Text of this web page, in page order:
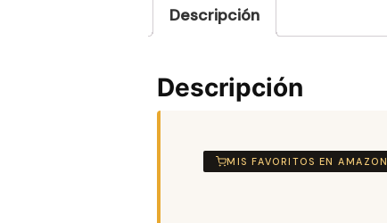
Descripción
Descripción
MIS FAVORITOS EN AMAZON